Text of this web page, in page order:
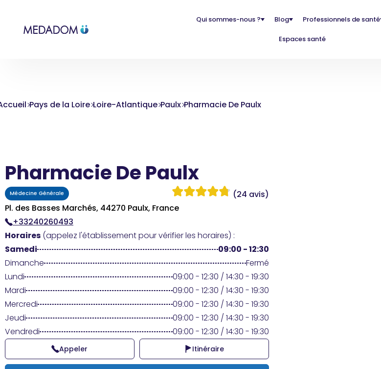
Qui sommes-nous ? Blog Professionnels de santé
Espaces santé
Pays de la Loire Loire-Atlantique Paulx Pharmacie De Paulx
Pharmacie De Paulx
Médecine Générale
(24 avis)
Pl. des Basses Marchés, 44270 Paulx, France
+33240260493
Horaires (appelez l'établissement pour vérifier les horaires) :
Samedi
09:00 - 12:30
Dimanche
Fermé
Lundi
09:00 - 12:30 / 14:30 - 19:30
Mardi
09:00 - 12:30 / 14:30 - 19:30
Mercredi
09:00 - 12:30 / 14:30 - 19:30
Jeudi
09:00 - 12:30 / 14:30 - 19:30
Vendredi
09:00 - 12:30 / 14:30 - 19:30
Appeler Itinéraire